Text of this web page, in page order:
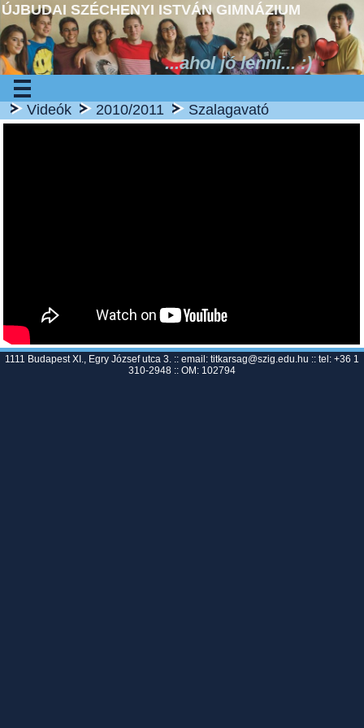
ÚJBUDAI SZÉCHENYI ISTVÁN GIMNÁZIUM
...ahol jó lenni... :)
Videók 2010/2011 Szalagavató
1111 Budapest XI., Egry József utca 3. :: email: titkarsag@szig.edu.hu :: tel: +36 1
310-2948 :: OM: 102794